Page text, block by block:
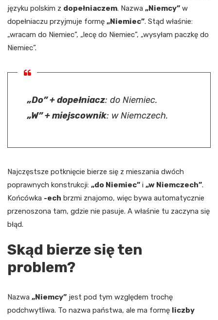
języku polskim z dopełniaczem. Nazwa „Niemcy” w
dopełniaczu przyjmuje formę „Niemiec”. Stąd właśnie:
„wracam do Niemiec”, „lecę do Niemiec”, „wysyłam paczkę do
Niemiec”.
„Do” + dopełniacz: do Niemiec.
„W” + miejscownik: w Niemczech.
Najczęstsze potknięcie bierze się z mieszania dwóch
poprawnych konstrukcji: „do Niemiec” i „w Niemczech”.
Końcówka -ech brzmi znajomo, więc bywa automatycznie
przenoszona tam, gdzie nie pasuje. A właśnie tu zaczyna się
błąd.
Skąd bierze się ten
problem?
Nazwa „Niemcy” jest pod tym względem trochę
podchwytliwa. To nazwa państwa, ale ma formę liczby